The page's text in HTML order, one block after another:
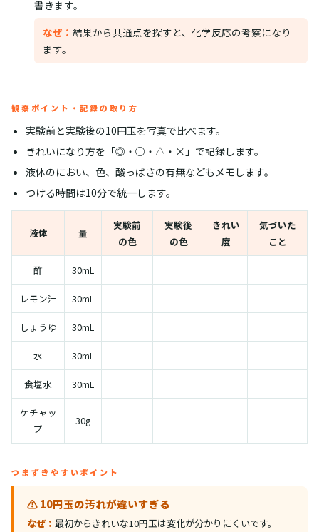
書きます。
なぜ： 結果から共通点を探すと、化学反応の考察になり
ます。
観察ポイント・記録の取り方
実験前と実験後の10円玉を写真で比べます。
きれいになり方を「◎・○・△・×」で記録します。
液体のにおい、色、酸っぱさの有無などもメモします。
つける時間は10分で統一します。
液体 量
実験前
の色
実験後
の色
きれい
度
気づいた
こと
酢 30mL
レモン汁 30mL
しょうゆ 30mL
水 30mL
食塩水 30mL
ケチャッ
プ
30g
つまずきやすいポイント
⚠️ 10円玉の汚れが違いすぎる
なぜ： 最初からきれいな10円玉は変化が分かりにくいです。